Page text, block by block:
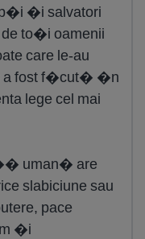
�i salvatori
to�i oamenii
care le-au
a fost f�cut� �n
lege cel mai
uman� are
slabiciune sau
pace
�i